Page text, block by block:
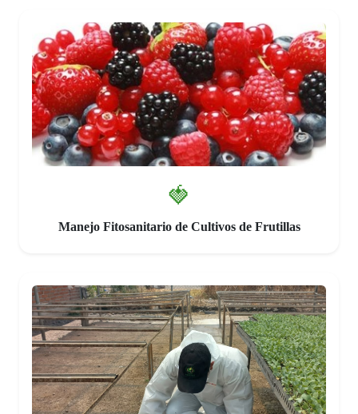
🍓
Manejo Fitosanitario de Cultivos de Frutillas